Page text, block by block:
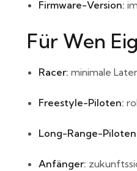
Firmware-Version:
Für Wen
Racer: minimale
Freestyle-Piloten:
Long-Range-
Anfänger: